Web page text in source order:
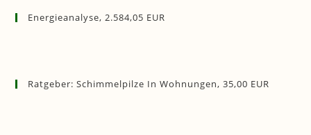
Energieanalyse, 2.584,05 EUR
Ratgeber: Schimmelpilze In Wohnungen, 35,00 EUR